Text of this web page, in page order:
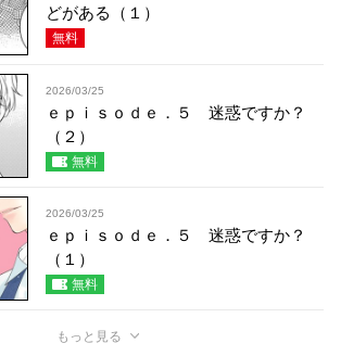
どがある（１）
無料
2026/03/25
ｅｐｉｓｏｄｅ．５ 迷惑ですか？
（２）
無料
2026/03/25
ｅｐｉｓｏｄｅ．５ 迷惑ですか？
（１）
無料
もっと見る